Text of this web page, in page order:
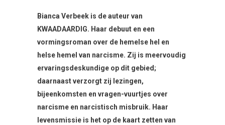
Bianca Verbeek is de auteur van
KWAADAARDIG. Haar debuut en een
vormingsroman over de hemelse hel en
helse hemel van narcisme. Zij is meervoudig
ervaringsdeskundige op dit gebied;
daarnaast verzorgt zij lezingen,
bijeenkomsten en vragen-vuurtjes over
narcisme en narcistisch misbruik. Haar
levensmissie is het op de kaart zetten van